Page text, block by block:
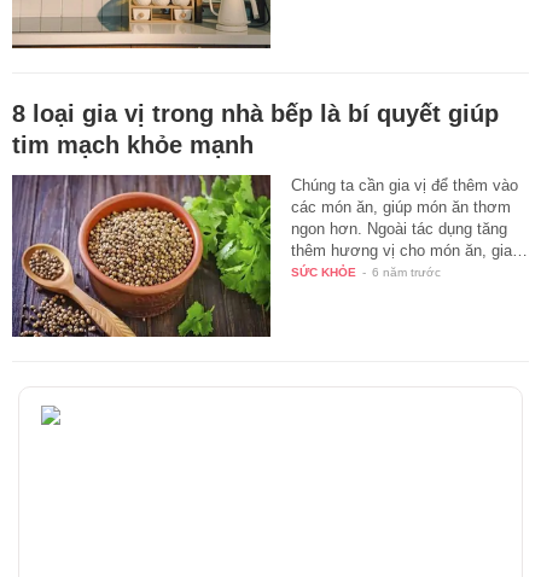
8 loại gia vị trong nhà bếp là bí quyết giúp
tim mạch khỏe mạnh
Chúng ta cần gia vị để thêm vào
các món ăn, giúp món ăn thơm
ngon hơn. Ngoài tác dụng tăng
thêm hương vị cho món ăn, gia…
SỨC KHỎE - 6 năm trước